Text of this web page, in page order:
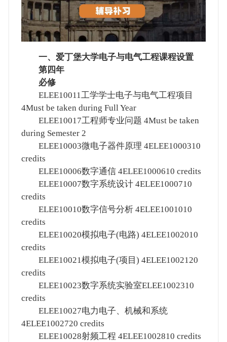
一、爱丁堡大学电子与电气工程课程设置
第四年
必修
ELEE10011工学学士电子与电气工程项目
4Must be taken during Full Year
ELEE10017工程师专业问题 4Must be taken
during Semester 2
ELEE10003微电子器件原理 4ELEE1000310
credits
ELEE10006数字通信 4ELEE1000610 credits
ELEE10007数字系统设计 4ELEE1000710
credits
ELEE10010数字信号分析 4ELEE1001010
credits
ELEE10020模拟电子(电路) 4ELEE1002010
credits
ELEE10021模拟电子(项目) 4ELEE1002120
credits
ELEE10023数字系统实验室ELEE1002310
credits
ELEE10027电力电子、机械和系统
4ELEE1002720 credits
ELEE10028射频工程 4ELEE1002810 credits